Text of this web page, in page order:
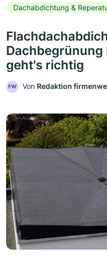
Dachabdichtung &
Dachbegrünung
geht's richtig
FW Von Redaktion